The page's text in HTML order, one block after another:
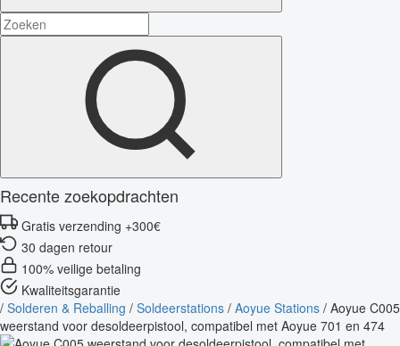
Recente zoekopdrachten
Gratis verzending +300€
30 dagen retour
100% veilige betaling
Kwaliteitsgarantie
/ Solderen & Reballing / Soldeerstations / Aoyue Stations / Aoyue C005
weerstand voor desoldeerpistool, compatibel met Aoyue 701 en 474